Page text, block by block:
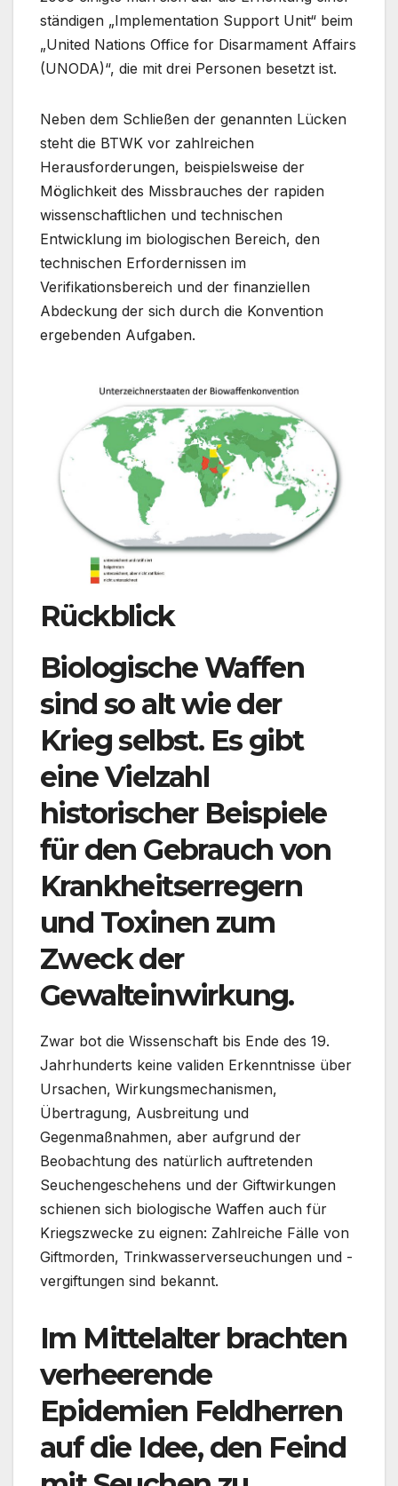
ständigen „Implementation Support Unit“ beim
„United Nations Office for Disarmament Affairs
(UNODA)“, die mit drei Personen besetzt ist.
Neben dem Schließen der genannten Lücken
steht die BTWK vor zahlreichen
Herausforderungen, beispielsweise der
Möglichkeit des Missbrauches der rapiden
wissenschaftlichen und technischen
Entwicklung im biologischen Bereich, den
technischen Erfordernissen im
Verifikationsbereich und der finanziellen
Abdeckung der sich durch die Konvention
ergebenden Aufgaben.
Rückblick
Biologische Waffen
sind so alt wie der
Krieg selbst. Es gibt
eine Vielzahl
historischer Beispiele
für den Gebrauch von
Krankheitserregern
und Toxinen zum
Zweck der
Gewalteinwirkung.
Zwar bot die Wissenschaft bis Ende des 19.
Jahrhunderts keine validen Erkenntnisse über
Ursachen, Wirkungsmechanismen,
Übertragung, Ausbreitung und
Gegenmaßnahmen, aber aufgrund der
Beobachtung des natürlich auftretenden
Seuchengeschehens und der Giftwirkungen
schienen sich biologische Waffen auch für
Kriegszwecke zu eignen: Zahlreiche Fälle von
Giftmorden, Trinkwasserverseuchungen und -
vergiftungen sind bekannt.
Im Mittelalter brachten
verheerende
Epidemien Feldherren
auf die Idee, den Feind